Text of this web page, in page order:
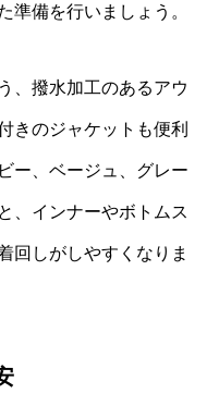
準備を行いましょう。
、撥水加工のあるアウ
きのジャケットも便利
ー、ベージュ、グレー
、インナーやボトムス
回しがしやすくなりま